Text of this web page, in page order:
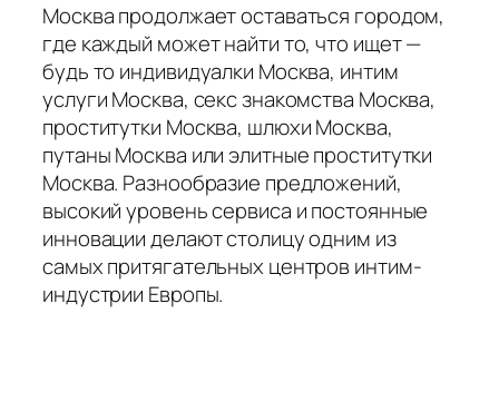
Москва продолжает оставаться городом,
где каждый может найти то, что ищет —
будь то индивидуалки Москва, интим
услуги Москва, секс знакомства Москва,
проститутки Москва, шлюхи Москва,
путаны Москва или элитные проститутки
Москва. Разнообразие предложений,
высокий уровень сервиса и постоянные
инновации делают столицу одним из
самых притягательных центров интим-
индустрии Европы.